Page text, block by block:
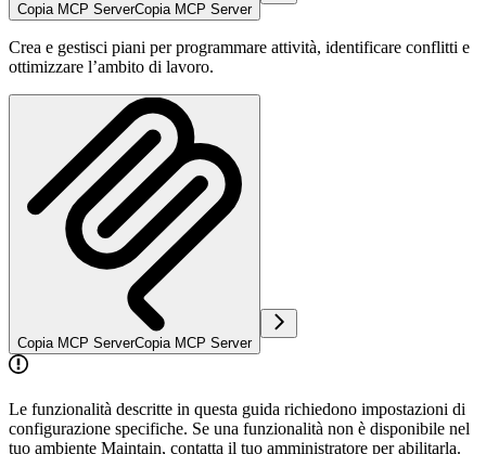
Copia MCP ServerCopia MCP Server
Crea e gestisci piani per programmare attività, identificare conflitti e
ottimizzare l’ambito di lavoro.
Copia MCP ServerCopia MCP Server
Le funzionalità descritte in questa guida richiedono impostazioni di
configurazione specifiche. Se una funzionalità non è disponibile nel
tuo ambiente Maintain, contatta il tuo amministratore per abilitarla.